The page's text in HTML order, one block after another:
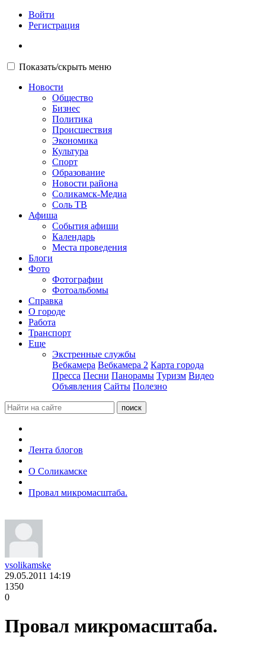
Войти
Регистрация
Показать/скрыть меню
Новости
Общество
Бизнес
Политика
Происшествия
Экономика
Культура
Спорт
Образование
Новости района
Соликамск-Медиа
Соль ТВ
Афиша
События афиши
Календарь
Места проведения
Блоги
Фото
Фотографии
Фотоальбомы
Справка
О городе
Работа
Транспорт
Еще
Экстренные службы
Вебкамера Вебкамера 2 Карта города
Пресса Песни Панорамы Туризм Видео
Объявления Сайты Полезно
Лента блогов
О Соликамске
Провал микромасштаба.
vsolikamske
29.05.2011 14:19
1350
0
Провал микромасштаба.